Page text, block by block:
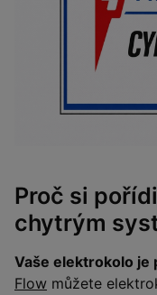
Proč si
chytrým
Vaše elektrokolo je
Flow můžete